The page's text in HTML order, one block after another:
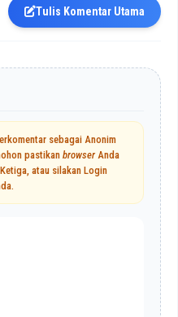
Tulis Komentar Utama
sebagai Anonim
pastikan browserAnda
atau silakan Login